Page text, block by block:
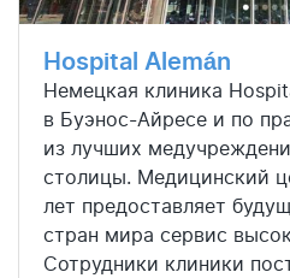
Hospital Alemán
Немецкая клиника
в Буэнос-Айресе и по
из лучших
столицы. Медицинский
лет предоставляет
стран мира сервис
Сотрудники клиники